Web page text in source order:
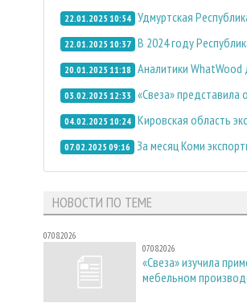
22.01.2025 10:54 Удмуртская
22.01.2025 10:37 В 2024 году
20.01.2025 11:18 Аналитики
03.02.2025 12:33 «Свеза»
04.02.2025 10:24 Кировская область
07.02.2025 09:16 За месяц Коми
НОВОСТИ ПО ТЕМЕ
07.08.2026
07.08.2026
«Свеза» изучила
мебельном